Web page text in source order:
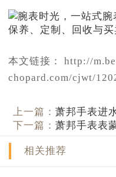
本文链接： http://
chopard.com/cjwt/
上一篇：萧邦手表进
下一篇：萧邦手表表
相关推荐